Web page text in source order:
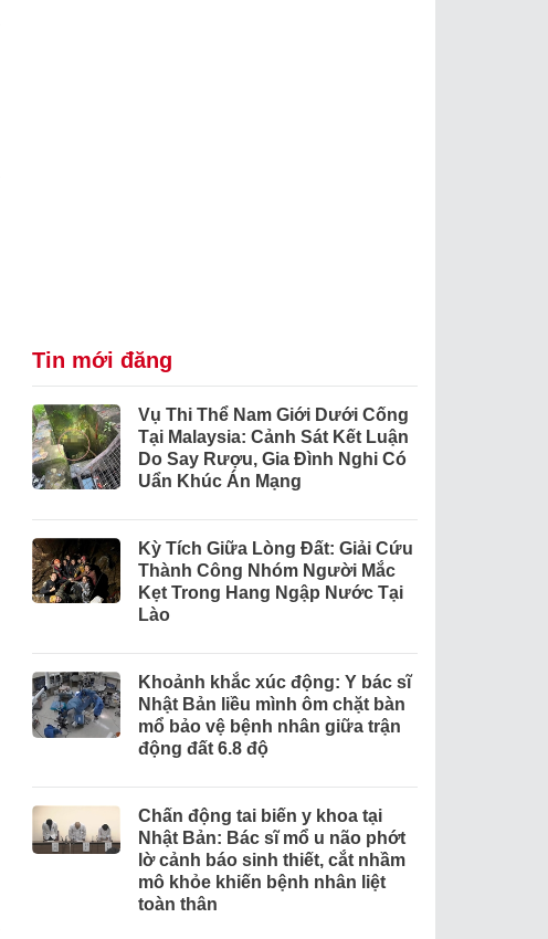
Tin mới đăng
Vụ Thi Thể Nam Giới Dưới Cống
Tại Malaysia: Cảnh Sát Kết Luận
Do Say Rượu, Gia Đình Nghi Có
Uẩn Khúc Án Mạng
Kỳ Tích Giữa Lòng Đất: Giải Cứu
Thành Công Nhóm Người Mắc
Kẹt Trong Hang Ngập Nước Tại
Lào
Khoảnh khắc xúc động: Y bác sĩ
Nhật Bản liều mình ôm chặt bàn
mổ bảo vệ bệnh nhân giữa trận
động đất 6.8 độ
Chấn động tai biến y khoa tại
Nhật Bản: Bác sĩ mổ u não phớt
lờ cảnh báo sinh thiết, cắt nhầm
mô khỏe khiến bệnh nhân liệt
toàn thân